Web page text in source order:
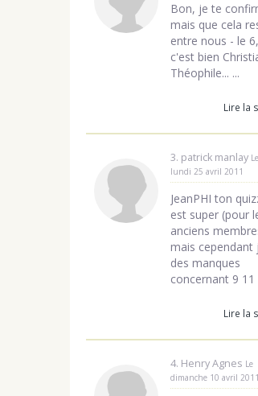
Bon, je te
mais que cela
entre nous - le 6,
c'est bien
Théophile... ...
Lire la
3. patrick manlay Le
lundi 25 avril 2011
JeanPHI ton
est super (pour
anciens
mais cependant
des manques
concernant 9 11
Lire la
4. Henry Agnes Le
dimanche 10 avril 2011